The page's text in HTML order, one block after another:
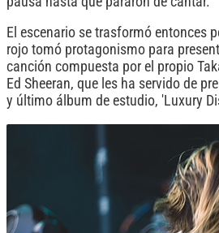
El escenario se trasformó entonces
rojo tomó protagonismo para
canción compuesta por el propio
Ed Sheeran, que les ha servido de
y último álbum de estudio, 'Luxury